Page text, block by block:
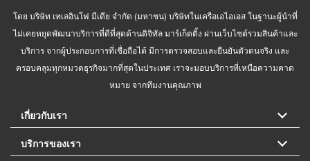
โดย บริษัท เทเลอินโฟ มีเดีย จำกัด (มหาชน) บริษัทในเครือเอไอเอส ในฐานะผู้นำที่
ไม่เคยหยุดพัฒนาบริการที่ดีที่สุดด้านดิจิทัล มาร์เก็ตติ้ง ผ่านเว็บไซต์รวมสินค้าและ
บริการ จากผู้ประกอบการที่เชื่อถือได้ มีการตรวจสอบและยืนยันตัวตนจริง และ
ครอบคลุมทุกหมวดธุรกิจมากที่สุดในประเทศ เราจะมอบบริการที่เหนือความคาด
หมาย จากทีมงานคุณภาพ
เกี่ยวกับเรา
บริการของเรา